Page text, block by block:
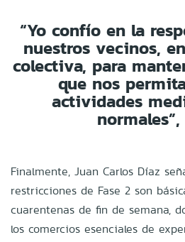
“Yo confío en la
nuestros vecinos,
colectiva, para
que nos
actividades
Finalmente, Juan Carlos Díaz
restricciones de Fase 2 son
cuarentenas de fin de semana,
los comercios esenciales de